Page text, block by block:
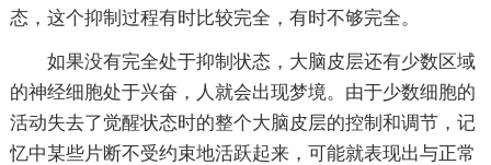
态，这个抑制过程有时比较完全，有时不够完全。
如果没有完全处于抑制状态，大脑皮层还有少数区域
的神经细胞处于兴奋，人就会出现梦境。由于少数细胞的
活动失去了觉醒状态时的整个大脑皮层的控制和调节，记
忆中某些片断不受约束地活跃起来，可能就表现出与正常